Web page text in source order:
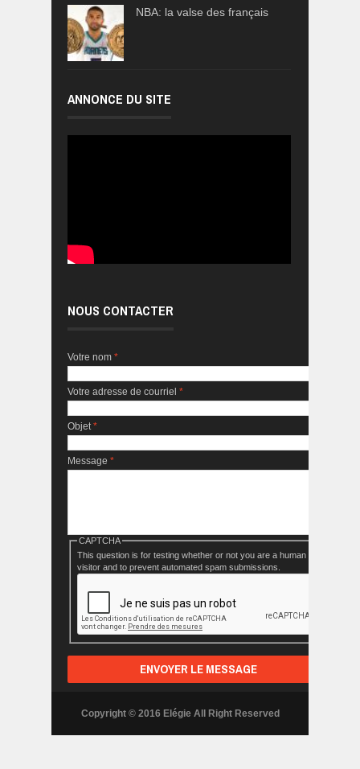
NBA: la valse des français
ANNONCE DU SITE
NOUS CONTACTER
Votre nom *
Votre adresse de courriel *
Objet *
Message *
CAPTCHA
This question is for testing whether or not you are a human
visitor and to prevent automated spam submissions.
Copyright © 2016 Elégie All Right Reserved